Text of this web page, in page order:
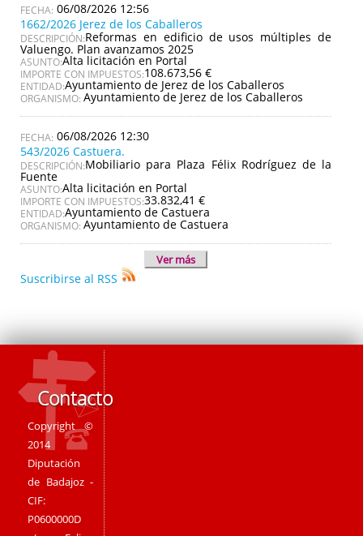
06/08/2026 12:56
1662/2026 Jerez de los Caballeros
DESCRIPCIÓN:Reformas en edificio de usos múltiples de
Valuengo. Plan avanzamos 2025
ASUNTO:Alta licitación en Portal
IMPORTE CON IMPUESTOS:108.673,56 €
ENTIDAD:Ayuntamiento de Jerez de los Caballeros
ORGANISMO: Ayuntamiento de Jerez de los Caballeros
06/08/2026 12:30
543/2026 Castuera.
DESCRIPCIÓN:Mobiliario para Plaza Félix Rodríguez de la
Fuente
ASUNTO:Alta licitación en Portal
IMPORTE CON IMPUESTOS:33.832,41 €
ENTIDAD:Ayuntamiento de Castuera
ORGANISMO: Ayuntamiento de Castuera
Ver más
Suscribirse al RSS
Contacto
Copyright ©
2014
Diputación
de Badajoz -
CIF:
P0600000D